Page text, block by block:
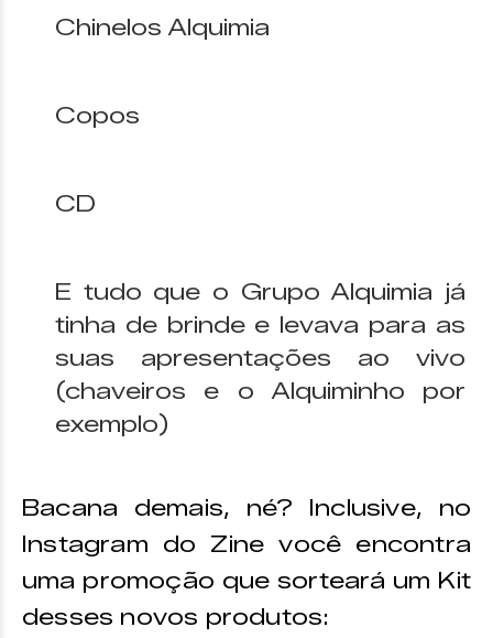
Chinelos Alquimia
Copos
CD
E tudo que o Grupo Alquimia já
tinha de brinde e levava para as
suas apresentações ao vivo
(chaveiros e o Alquiminho por
exemplo)
Bacana demais, né? Inclusive, no
Instagram do Zine você encontra
uma promoção que sorteará um Kit
desses novos produtos: